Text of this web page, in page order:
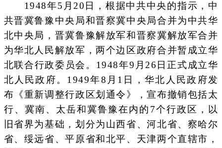
1948年5月20日，根据中共中央的指示，中
共晋冀鲁豫中央局和晋察冀中央局合并为中共华
北中央局，晋冀鲁豫解放军和晋察冀解放军合并
为华北人民解放军，两个边区政府合并暂成立华
北联合行政委员会。1948年9月26日正式成立华
北人民政府。1949年8月1日，华北人民政府发
布《重新调整行政区划通令》，宣布撤销包括太
行、冀南、太岳和冀鲁豫在内的7个行政区，以
旧省界为基础，划分为山西省、河北省、察哈尔
省、绥远省、平原省和北平、天津两个直辖市，